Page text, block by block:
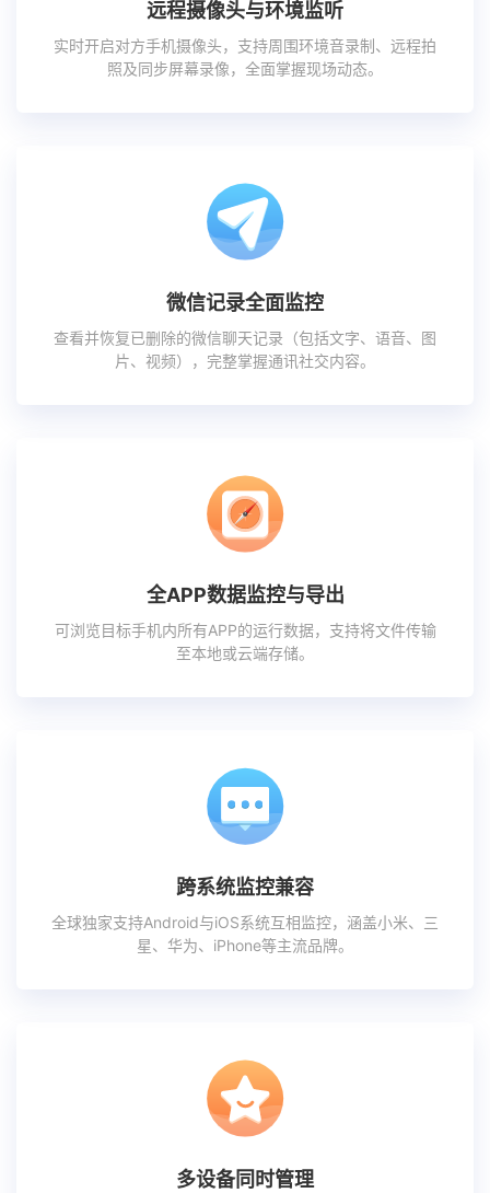
远程摄像头与环境监听
实时开启对方手机摄像头，支持周围环境音录制、远程拍
照及同步屏幕录像，全面掌握现场动态。
微信记录全面监控
查看并恢复已删除的微信聊天记录（包括文字、语音、图
片、视频），完整掌握通讯社交内容。
全APP数据监控与导出
可浏览目标手机内所有APP的运行数据，支持将文件传输
至本地或云端存储。
跨系统监控兼容
全球独家支持Android与iOS系统互相监控，涵盖小米、三
星、华为、iPhone等主流品牌。
多设备同时管理